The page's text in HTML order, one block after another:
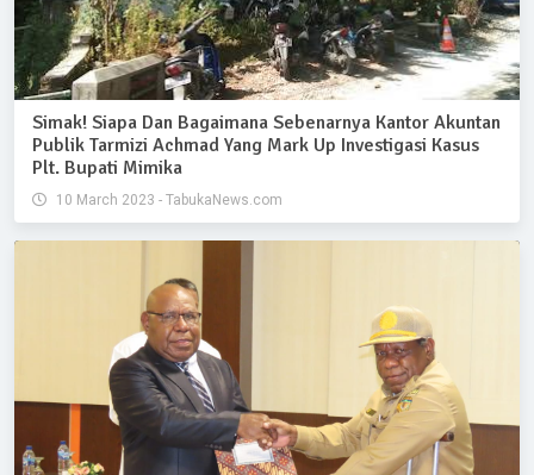
Simak! Siapa Dan Bagaimana Sebenarnya Kantor Akuntan
Publik Tarmizi Achmad Yang Mark Up Investigasi Kasus
Plt. Bupati Mimika
10 March 2023 - TabukaNews.com